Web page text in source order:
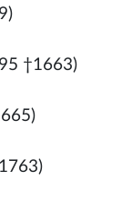
†1663)